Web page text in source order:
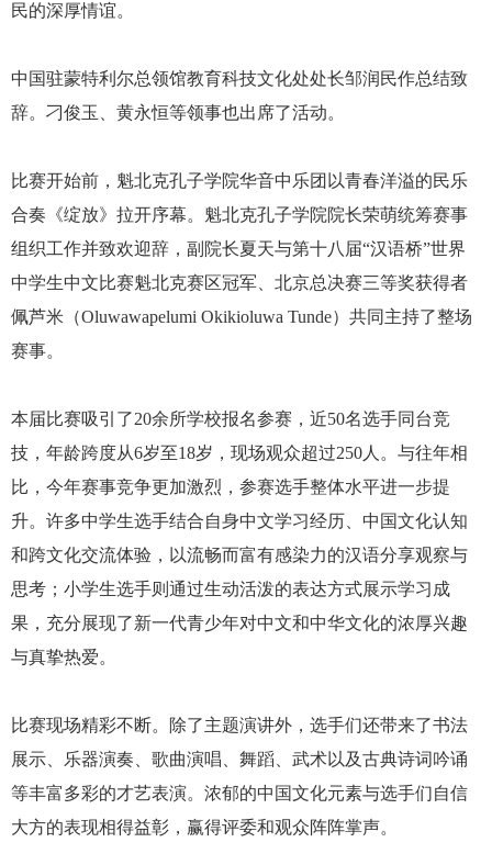
民的深厚情谊。
中国驻蒙特利尔总领馆教育科技文化处处长邹润民作总结致
辞。刁俊玉、黄永恒等领事也出席了活动。
比赛开始前，魁北克孔子学院华音中乐团以青春洋溢的民乐
合奏《绽放》拉开序幕。魁北克孔子学院院长荣萌统筹赛事
组织工作并致欢迎辞，副院长夏天与第十八届“汉语桥”世界
中学生中文比赛魁北克赛区冠军、北京总决赛三等奖获得者
佩芦米（Oluwawapelumi Okikioluwa Tunde）共同主持了整场
赛事。
本届比赛吸引了20余所学校报名参赛，近50名选手同台竞
技，年龄跨度从6岁至18岁，现场观众超过250人。与往年相
比，今年赛事竞争更加激烈，参赛选手整体水平进一步提
升。许多中学生选手结合自身中文学习经历、中国文化认知
和跨文化交流体验，以流畅而富有感染力的汉语分享观察与
思考；小学生选手则通过生动活泼的表达方式展示学习成
果，充分展现了新一代青少年对中文和中华文化的浓厚兴趣
与真挚热爱。
比赛现场精彩不断。除了主题演讲外，选手们还带来了书法
展示、乐器演奏、歌曲演唱、舞蹈、武术以及古典诗词吟诵
等丰富多彩的才艺表演。浓郁的中国文化元素与选手们自信
大方的表现相得益彰，赢得评委和观众阵阵掌声。